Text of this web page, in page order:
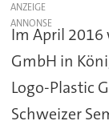
ANZEIGE
Im April 2016
GmbH in
Logo-Plastic
Schweizer